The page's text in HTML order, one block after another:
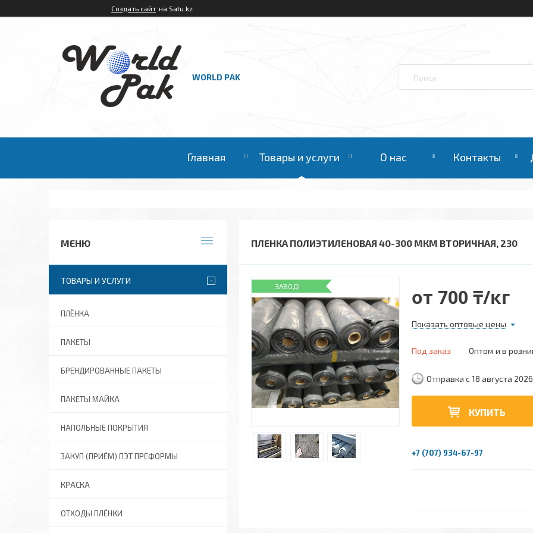
Создать сайт на Satu.kz
WORLD PAK
Главная Товары и услуги О нас Контакты
ПЛЕНКА ПОЛИЭТИЛЕНОВАЯ 40-300 МКМ ВТОРИЧНАЯ, 230
ЗАВОД! от 700 ₸/кг
Показать оптовые цены
Под заказ Оптом и в
Отправка с 18 августа 2026
КУПИТЬ
+7 (707) 934-67-97
ТОВАРЫ И УСЛУГИ
ПЛЁНКА
ПАКЕТЫ
БРЕНДИРОВАННЫЕ ПАКЕТЫ
ПАКЕТЫ МАЙКА
НАПОЛЬНЫЕ ПОКРЫТИЯ
ЗАКУП (ПРИЁМ) ПЭТ ПРЕФОРМЫ
КРАСКА
ОТХОДЫ ПЛЁНКИ